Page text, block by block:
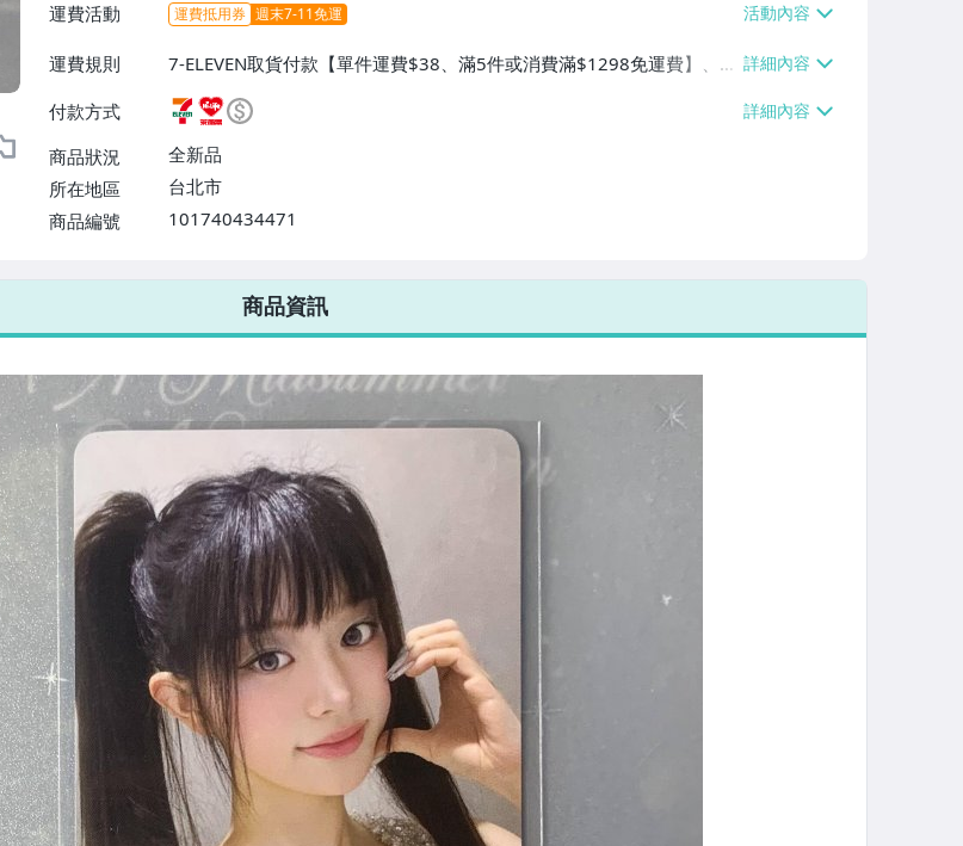
運費活動 運費抵用券 週末7-11免運
運費規則
7-ELEVEN取貨付款【單件運費$38、滿5件或消費滿$1298免運費】、7-
ELEVEN取貨不付款【免運費】、萊爾富取貨付款【單件運費$60、滿5件
或消費滿$1298免運費】、宅配/貨運【單件運費$120、滿5件或消費滿
$1598免運費】
付款方式
商品狀況
全新品
所在地區
台北市
商品編號
101740434471
7-ELEVEN 運費只要38元
不限金額、筆數，筆筆優惠無限次！
商品資訊